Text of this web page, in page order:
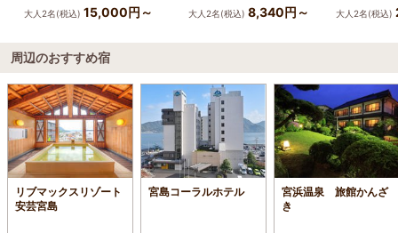
大人2名(税込) 15,000円～ 大人2名(税込) 8,340円～ 大人2名(税込)
周辺のおすすめ宿
リブマックスリゾート
安芸宮島
宮島コーラルホテル
宮浜温泉 旅館かんざ
き